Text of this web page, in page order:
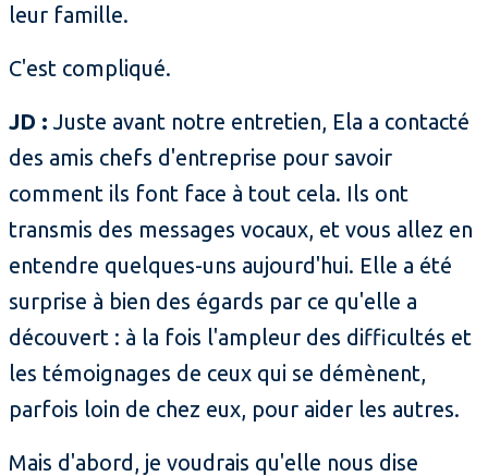
leur famille.
C'est compliqué.
JD : Juste avant notre entretien, Ela a contacté
des amis chefs d'entreprise pour savoir
comment ils font face à tout cela. Ils ont
transmis des messages vocaux, et vous allez en
entendre quelques-uns aujourd'hui. Elle a été
surprise à bien des égards par ce qu'elle a
découvert : à la fois l'ampleur des difficultés et
les témoignages de ceux qui se démènent,
parfois loin de chez eux, pour aider les autres.
Mais d'abord, je voudrais qu'elle nous dise